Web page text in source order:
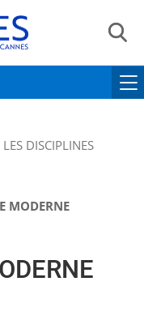
LES DISCIPLINES
MODERNE